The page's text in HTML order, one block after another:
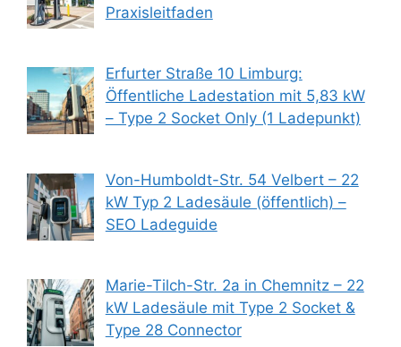
Praxisleitfaden
Erfurter Straße 10 Limburg:
Öffentliche Ladestation mit 5,83 kW
– Type 2 Socket Only (1 Ladepunkt)
Von-Humboldt-Str. 54 Velbert – 22
kW Typ 2 Ladesäule (öffentlich) –
SEO Ladeguide
Marie-Tilch-Str. 2a in Chemnitz – 22
kW Ladesäule mit Type 2 Socket &
Type 28 Connector